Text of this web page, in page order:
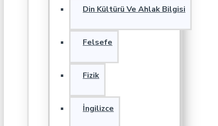
Din Kültürü Ve Ahlak Bilgisi
Felsefe
Fizik
İngilizce